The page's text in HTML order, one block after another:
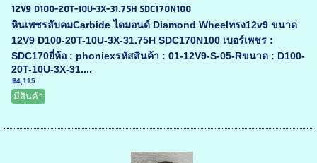
12V9 D100-20T-10U-3X-31.75H SDC170N100
หินเพชรลับคมCarbide ไดมอนด์ Diamond Wheelทรง12v9 ขนาด
12V9 D100-20T-10U-3X-31.75H SDC170N100 เบอร์เพชร :
SDC170ยี่ห้อ : phoniexรหัสสินค้า : 01-12V9-S-05-Rขนาด : D100-
20T-10U-3X-31....
฿4,115
มีสินค้า